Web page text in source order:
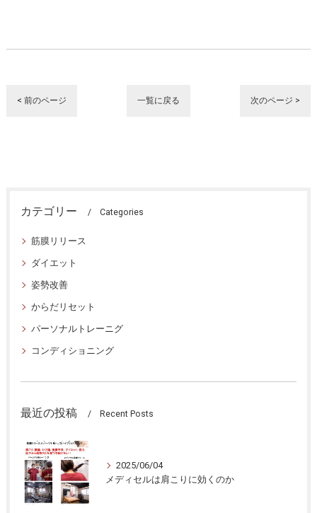
< 前のページ 一覧に戻る 次のページ >
カテゴリー Categories
筋膜リリース
ダイエット
姿勢改善
からだリセット
パーソナルトレーニグ
コンディショニング
最近の投稿 Recent Posts
2025/06/04
メディセルは肩こりに効くのか